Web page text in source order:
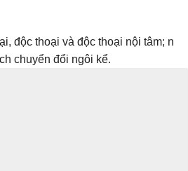
độc thoại và độc thoại nội tâm; n
chuyển đổi ngôi kể.